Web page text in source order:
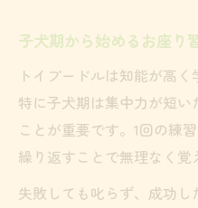
子犬期から始めるお座り
トイプードルは知能が高く
特に子犬期は集中力が短
ことが重要です。1回の練
繰り返すことで無理なく覚
失敗しても叱らず、成功